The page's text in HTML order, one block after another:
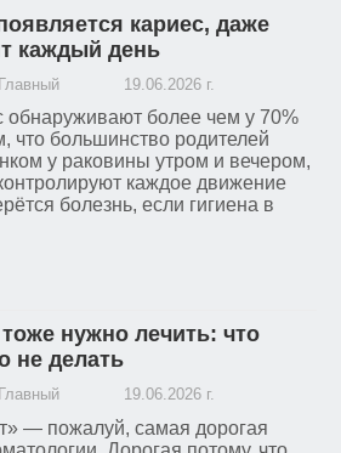
кариес, даже
каждый день
19.06.2026 г.
обнаруживают более чем у 70%
что большинство родителей
у раковины утром и вечером,
каждое движение
болезнь, если гигиена в
нужно лечить: что
не делать
19.06.2026 г.
— пожалуй, самая дорогая